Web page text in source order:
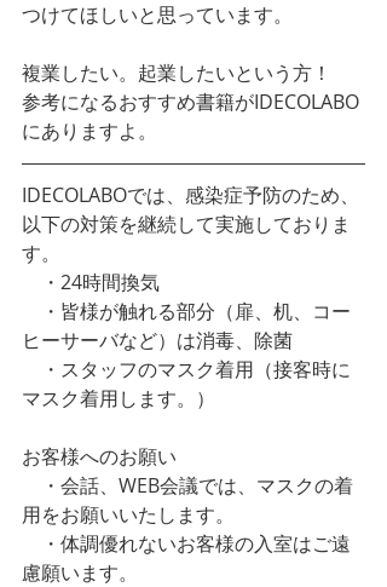
つけてほしいと思っています。
複業したい。起業したいという方！
参考になるおすすめ書籍がIDECOLABO
にありますよ。
IDECOLABOでは、感染症予防のため、
以下の対策を継続して実施しておりま
す。
・24時間換気
・皆様が触れる部分（扉、机、コー
ヒーサーバなど）は消毒、除菌
・スタッフのマスク着用（接客時に
マスク着用します。）
お客様へのお願い
・会話、WEB会議では、マスクの着
用をお願いいたします。
・体調優れないお客様の入室はご遠
慮願います。